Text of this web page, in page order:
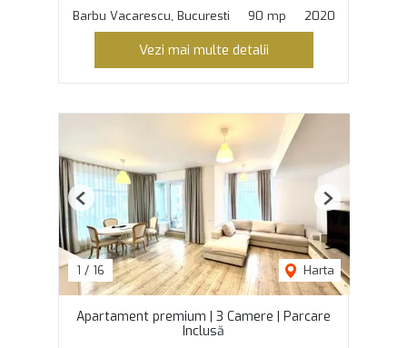
Barbu Vacarescu, Bucuresti
90 mp 2020
Vezi mai multe detalii
1 / 16 Harta
Previous Next
Apartament premium | 3 Camere | Parcare
Inclusă